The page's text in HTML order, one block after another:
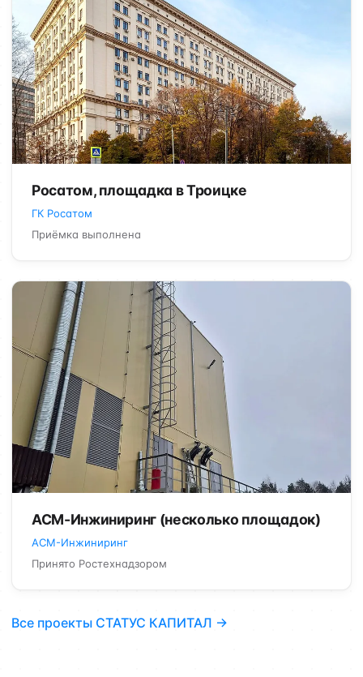
Росатом, площадка в Троицке
ГК Росатом
Приёмка выполнена
АСМ-Инжиниринг (несколько площадок)
АСМ-Инжиниринг
Принято Ростехнадзором
Все проекты СТАТУС КАПИТАЛ →